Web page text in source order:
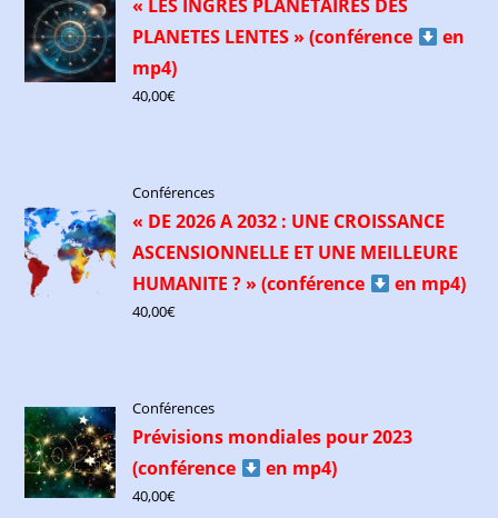
« LES INGRES PLANETAIRES DES
PLANETES LENTES » (conférence
​ en
mp4)
40,00€
Conférences
« DE 2026 A 2032 : UNE CROISSANCE
ASCENSIONNELLE ET UNE MEILLEURE
HUMANITE ? » (conférence
​ en mp4)
40,00€
Conférences
Prévisions mondiales pour 2023
(conférence
​ en mp4)
40,00€